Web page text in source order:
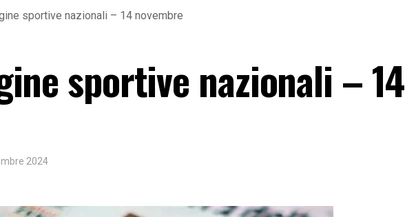
sportive nazionali – 14 novembre
sportive nazionali – 14
2024